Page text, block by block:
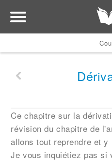
Ce chapitre sur la
révision du chapitre de
allons tout reprendre et y
Je vous inquiétiez pas si